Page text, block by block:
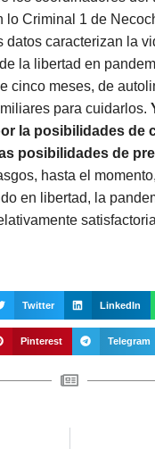
lo Criminal 1 de
datos caracterizan la
la libertad en
cinco meses, de
para cuidarlos.
la posibilidades de
posibilidades de
hasta el
en libertad, la
Twitter LinkedIn
Pinterest Telegram